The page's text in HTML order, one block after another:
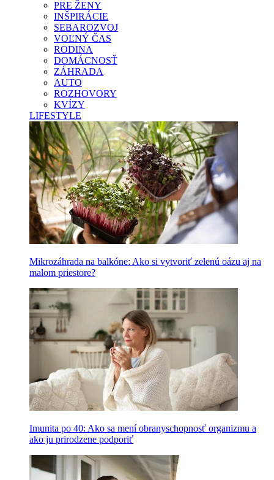
PRE ŽENY
INŠPIRÁCIE
SEBAROZVOJ
VOĽNÝ ČAS
RODINA
DOMÁCNOSŤ
ZÁHRADA
AUTO
ROZHOVORY
KVÍZY
LIFESTYLE
Mikrozáhrada na balkóne: Ako si vytvoriť zelenú oázu aj na
malom priestore?
Imunita po 40: Ako sa mení obranyschopnosť organizmu a
ako ju prirodzene podporiť